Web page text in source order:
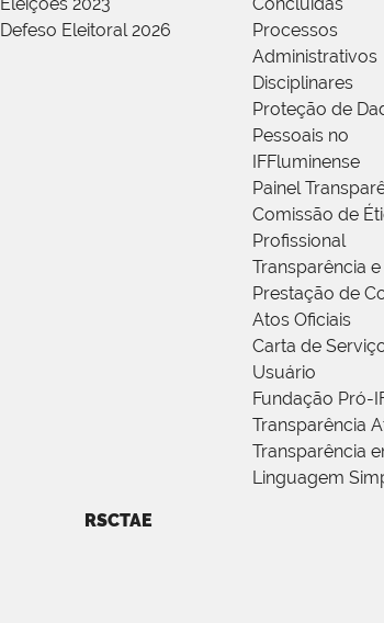
Defeso Eleitoral 2026
Processos
Administrativos
Disciplinares
Proteção de
Pessoais no
IFFluminense
Painel
Comissão de
Profissional
Transparência e
Prestação de
Atos Oficiais
Carta de
Usuário
Fundação Pró-
Transparência
Transparência
Linguagem
RSCTAE